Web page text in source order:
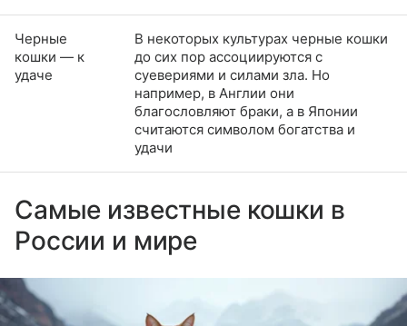
Черные
кошки — к
удаче
В некоторых культурах черные кошки
до сих пор ассоциируются с
суевериями и силами зла. Но
например, в Англии они
благословляют браки, а в Японии
считаются символом богатства и
удачи
Самые известные кошки в
России и мире